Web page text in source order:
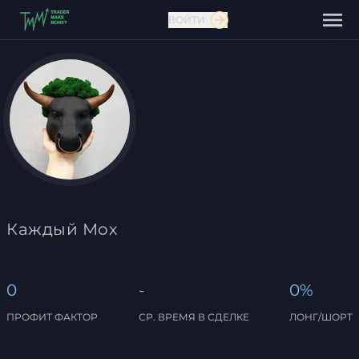
Связаться с нами
ВОЙТИ
Каждый Мох
0
ПРОФИТ ФАКТОР
-
СР. ВРЕМЯ В СДЕЛКЕ
0%
ЛОНГ/ШОРТ